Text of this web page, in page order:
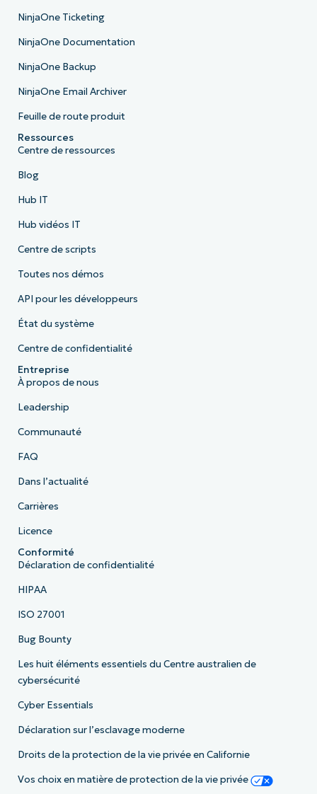
NinjaOne Ticketing
NinjaOne Documentation
NinjaOne Backup
NinjaOne Email Archiver
Feuille de route produit
Ressources
Centre de ressources
Blog
Hub IT
Hub vidéos IT
Centre de scripts
Toutes nos démos
API pour les développeurs
État du système
Centre de confidentialité
Entreprise
À propos de nous
Leadership
Communauté
FAQ
Dans l’actualité
Carrières
Licence
Conformité
Déclaration de confidentialité
HIPAA
ISO 27001
Bug Bounty
Les huit éléments essentiels du Centre australien de
cybersécurité
Cyber Essentials
Déclaration sur l’esclavage moderne
Droits de la protection de la vie privée en Californie
Vos choix en matière de protection de la vie privée